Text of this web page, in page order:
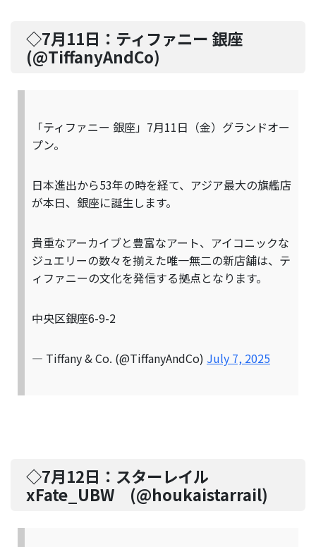
◇7月11日： ティファニー 銀座
(@TiffanyAndCo)
「ティファニー 銀座」7月11日（金）グランドオー
プン。
日本進出から53年の時を経て、アジア最大の旗艦店
が本日、銀座に誕生します。
貴重なアーカイブと豊富なアート、アイコニックな
ジュエリーの数々を揃えた唯一無二の新店舗は、テ
ィファニーの文化を発信する拠点となります。
中央区銀座6-9-2
— Tiffany & Co. (@TiffanyAndCo) July 7, 2025
◇7月12日： スターレイル
xFate_UBW (@houkaistarrail)